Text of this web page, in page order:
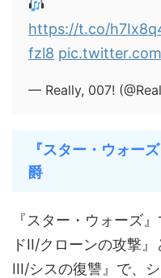
https://t.co/
fzl8
— Really, 007!
『スター・ウォー
爵
『スター・ウォーズ
ドII/クローンの攻撃
III/シスの復讐』で、